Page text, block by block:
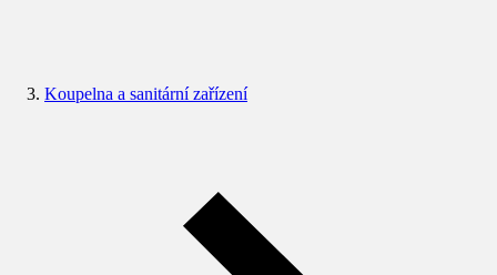
Koupelna a sanitární zařízení